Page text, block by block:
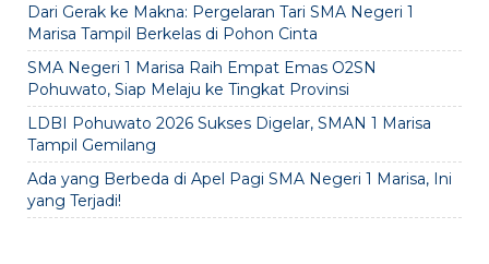
Dari Gerak ke Makna: Pergelaran Tari SMA Negeri 1
Marisa Tampil Berkelas di Pohon Cinta
SMA Negeri 1 Marisa Raih Empat Emas O2SN
Pohuwato, Siap Melaju ke Tingkat Provinsi
LDBI Pohuwato 2026 Sukses Digelar, SMAN 1 Marisa
Tampil Gemilang
Ada yang Berbeda di Apel Pagi SMA Negeri 1 Marisa, Ini
yang Terjadi!